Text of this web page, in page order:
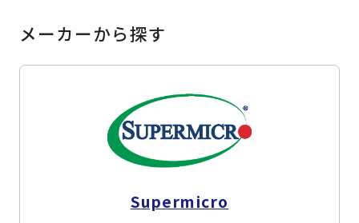
メーカーから探す
Supermicro